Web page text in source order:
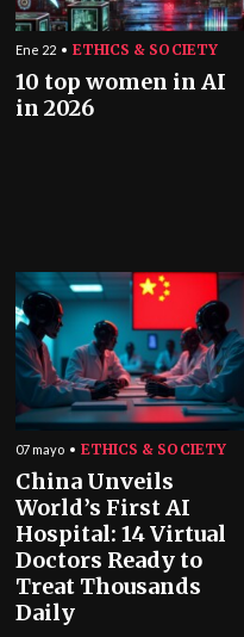
Ene 22 ETHICS & SOCIETY
10 top women in AI
in 2026
07 mayo ETHICS & SOCIETY
China Unveils
World’s First AI
Hospital: 14 Virtual
Doctors Ready to
Treat Thousands
Daily